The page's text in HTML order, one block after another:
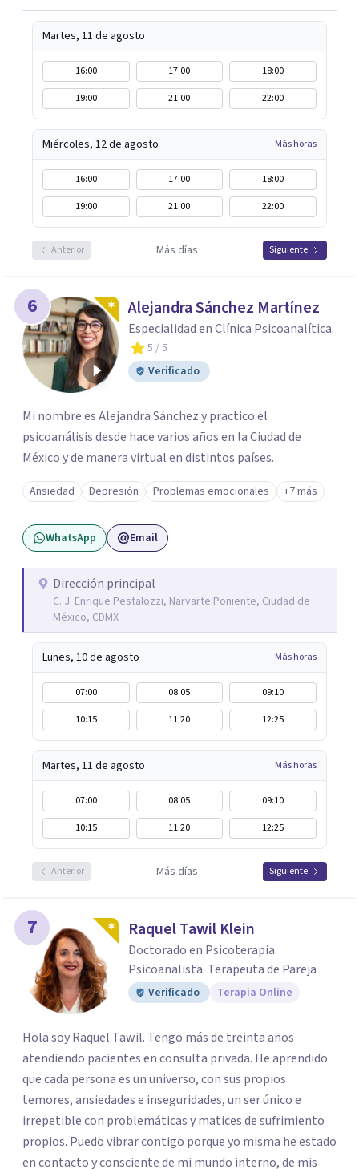
Martes, 11 de agosto
16:00 17:00
18:00
19:00
21:00 22:00
Miércoles, 12 de agosto Más horas
16:00 17:00
18:00
19:00
21:00 22:00
Anterior Más días Siguiente
6 Alejandra Sánchez Martínez
Especialidad en Clínica Psicoanalítica.
5 / 5
Verificado
Mi nombre es Alejandra Sánchez y practico el
psicoanálisis desde hace varios años en la Ciudad de
México y de manera virtual en distintos países.
Ansiedad Depresión Problemas emocionales +7 más
WhatsApp Email
Dirección principal
C. J. Enrique Pestalozzi, Narvarte Poniente, Ciudad de
México, CDMX
Lunes, 10 de agosto Más horas
07:00 08:05
09:10
10:15
11:20 12:25
Martes, 11 de agosto Más horas
07:00 08:05
09:10
10:15
11:20 12:25
Anterior Más días Siguiente
7 Raquel Tawil Klein
Doctorado en Psicoterapia.
Psicoanalista. Terapeuta de Pareja
Verificado Terapia Online
Hola soy Raquel Tawil. Tengo más de treinta años
atendiendo pacientes en consulta privada. He aprendido
que cada persona es un universo, con sus propios
temores, ansiedades e inseguridades, un ser único e
irrepetible con problemáticas y matices de sufrimiento
propios. Puedo vibrar contigo porque yo misma he estado
en contacto y consciente de mi mundo interno, de mis